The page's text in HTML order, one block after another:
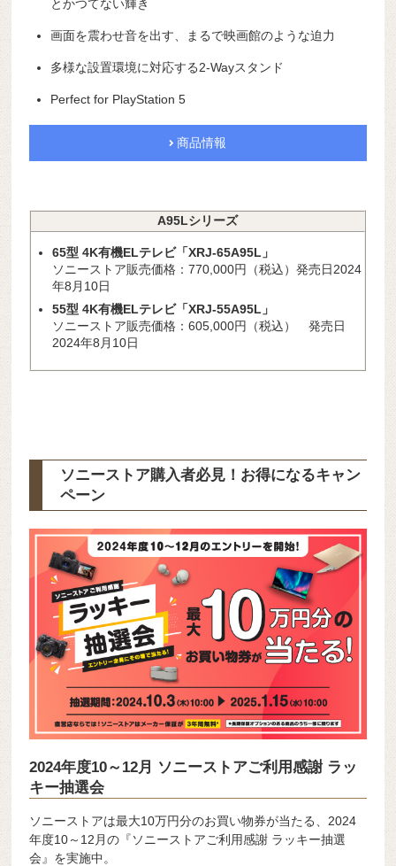
とかつてない輝き
画面を震わせ音を出す、まるで映画館のような迫力
多様な設置環境に対応する2-Wayスタンド
Perfect for PlayStation 5
商品情報
A95Lシリーズ
65型 4K有機ELテレビ「XRJ-65A95L」
ソニーストア販売価格：770,000円（税込）発売日2024
年8月10日
55型 4K有機ELテレビ「XRJ-55A95L 」
ソニーストア販売価格：605,000円（税込） 発売日
2024年8月10日
ソニーストア購入者必見！お得になるキャン
ペーン
2024年度10～12月 ソニーストアご利用感謝 ラッ
キー抽選会
ソニーストアは最大10万円分のお買い物券が当たる、2024
年度10～12月の『ソニーストアご利用感謝 ラッキー抽選
会』を実施中。